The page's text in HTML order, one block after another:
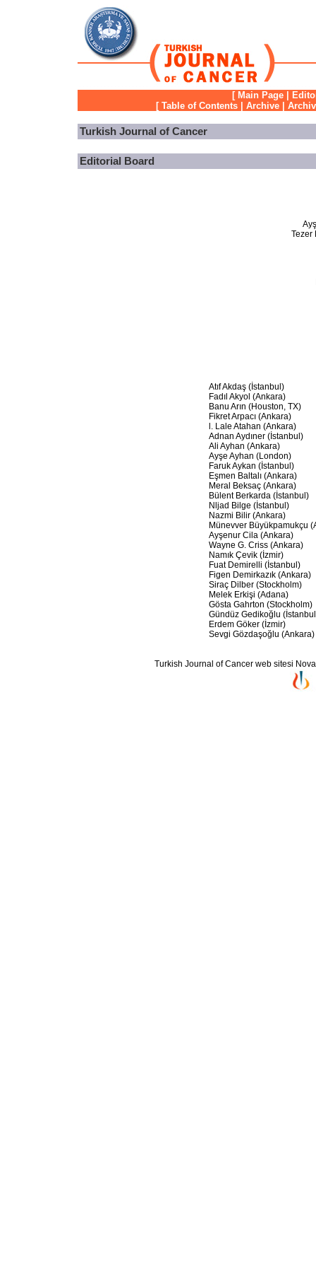
[ Main Page
[ Table of Contents Archive
Turkish Journal of Cancer
Editorial Board
Atıf Akdaş (İstanbul)
Fadıl Akyol (Ankara)
Banu Arın (Houston, TX)
Fikret Arpacı (Ankara)
l. Lale Atahan (Ankara)
Adnan Aydıner (İstanbul)
Ali Ayhan (Ankara)
Ayşe Ayhan (London)
Faruk Aykan (İstanbul)
Eşmen Baltalı (Ankara)
Meral Beksaç (Ankara)
Bülent Berkarda (İstanbul)
Nljad Bilge (İstanbul)
Nazmi Bilir (Ankara)
Münevver Büyükpamukçu
Ayşenur Cila (Ankara)
Wayne G. Criss (Ankara)
Namık Çevik (İzmir)
Fuat Demirelli (İstanbul)
Figen Demirkazık (Ankara)
Siraç Dilber (Stockholm)
Melek Erkişi (Adana)
Gösta Gahrton (Stockholm)
Gündüz Gedikoğlu
Erdem Göker (İzmir)
Sevgi Gözdaşoğlu (Ankara)
Turkish Journal of Cancer web sitesi